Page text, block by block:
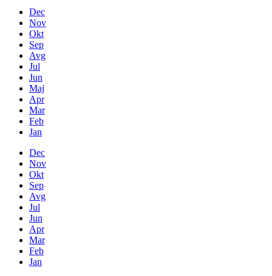
Dec
Nov
Okt
Sep
Avg
Jul
Jun
Maj
Apr
Mar
Feb
Jan
Dec
Nov
Okt
Sep
Avg
Jul
Jun
Apr
Mar
Feb
Jan